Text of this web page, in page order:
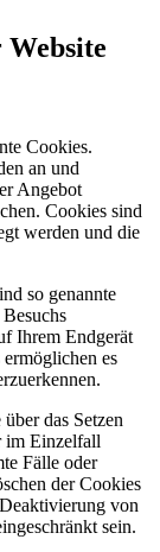
Website
Cookies.
an und
Angebot
Cookies sind
werden und die
so genannte
Ihrem Endgerät
es
das Setzen
im Einzelfall
Fälle oder
der Cookies
von
sein.